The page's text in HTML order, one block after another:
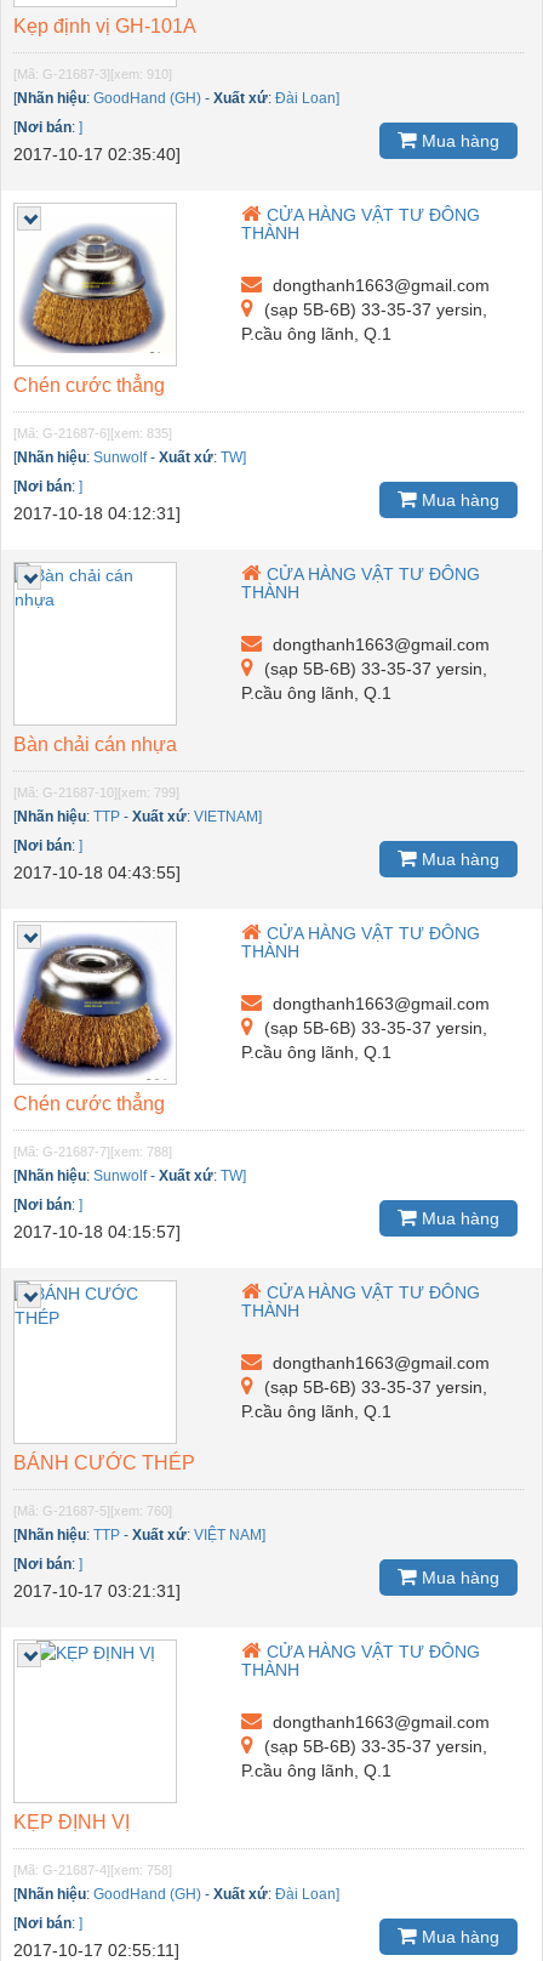
Kẹp định vị GH-101A
[Mã: G-21687-3][xem: 910]
[Nhãn hiệu: GoodHand (GH) - Xuất xứ: Đài Loan]
[Nơi bán: ]
2017-10-17 02:35:40]
Mua hàng
CỬA HÀNG VẬT TƯ ĐÔNG
THÀNH
dongthanh1663@gmail.com
(sạp 5B-6B) 33-35-37 yersin,
P.cầu ông lãnh, Q.1
Chén cước thẳng
[Mã: G-21687-6][xem: 835]
[Nhãn hiệu: Sunwolf- Xuất xứ: TW]
[Nơi bán: ]
2017-10-18 04:12:31]
Mua hàng
CỬA HÀNG VẬT TƯ ĐÔNG
THÀNH
dongthanh1663@gmail.com
(sạp 5B-6B) 33-35-37 yersin,
P.cầu ông lãnh, Q.1
Bàn chải cán nhựa
[Mã: G-21687-10][xem: 799]
[Nhãn hiệu: TTP - Xuất xứ: VIETNAM]
[Nơi bán: ]
2017-10-18 04:43:55]
Mua hàng
CỬA HÀNG VẬT TƯ ĐÔNG
THÀNH
dongthanh1663@gmail.com
(sạp 5B-6B) 33-35-37 yersin,
P.cầu ông lãnh, Q.1
Chén cước thẳng
[Mã: G-21687-7][xem: 788]
[Nhãn hiệu: Sunwolf- Xuất xứ: TW]
[Nơi bán: ]
2017-10-18 04:15:57]
Mua hàng
CỬA HÀNG VẬT TƯ ĐÔNG
THÀNH
dongthanh1663@gmail.com
(sạp 5B-6B) 33-35-37 yersin,
P.cầu ông lãnh, Q.1
BÁNH CƯỚC THÉP
[Mã: G-21687-5][xem: 760]
[Nhãn hiệu: TTP - Xuất xứ: VIỆT NAM]
[Nơi bán: ]
2017-10-17 03:21:31]
Mua hàng
CỬA HÀNG VẬT TƯ ĐÔNG
THÀNH
dongthanh1663@gmail.com
(sạp 5B-6B) 33-35-37 yersin,
P.cầu ông lãnh, Q.1
KẸP ĐỊNH VỊ
[Mã: G-21687-4][xem: 758]
[Nhãn hiệu: GoodHand (GH) - Xuất xứ: Đài Loan]
[Nơi bán: ]
2017-10-17 02:55:11]
Mua hàng